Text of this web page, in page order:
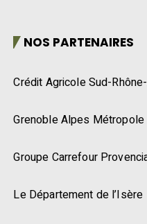
NOS PARTENAIRES
Crédit Agricole Sud-
Grenoble Alpes Métropole
Groupe Carrefour
Le Département de l’Isère